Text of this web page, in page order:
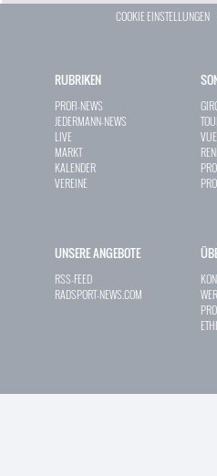
COOKIE EINSTELLUNGEN
RUBRIKEN
PROFI-NEWS
JEDERMANN-NEWS
LIVE
MARKT
KALENDER
VEREINE
UNSERE ANGEBOTE
RSS-FEED
RADSPORT-NEWS.COM